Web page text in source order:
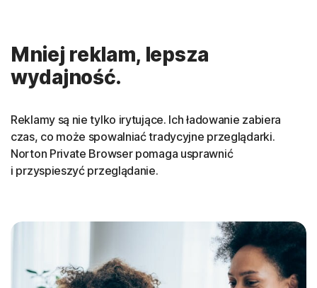
Mniej reklam, lepsza
wydajność.
Reklamy są nie tylko irytujące. Ich ładowanie zabiera
czas, co może spowalniać tradycyjne przeglądarki.
Norton Private Browser pomaga usprawnić
i przyspieszyć przeglądanie.